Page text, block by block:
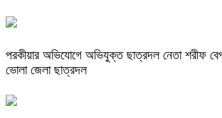
পরকীয়ার অভিযোগে অভিযুক্ত ছাত্রদল নেতা শরীফ
ভোলা জেলা ছাত্রদল